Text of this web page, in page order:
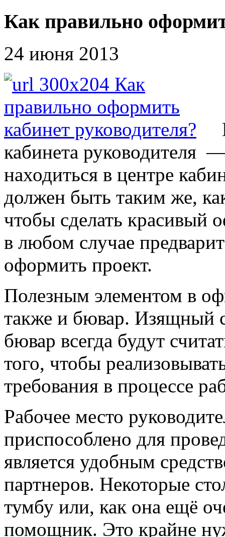
Как правильно
24 июня 2013
кабинета руководителя
находиться в центре
должен быть таким же,
чтобы сделать красивый
в любом случае
оформить проект.
Полезным элементом в
также и бювар. Изящный
бювар всегда будут
того, чтобы
требования в процессе
Рабочее место
приспособлено для
является удобным
партнеров. Некоторые
тумбу или, как она ещё
помощник. Это крайне